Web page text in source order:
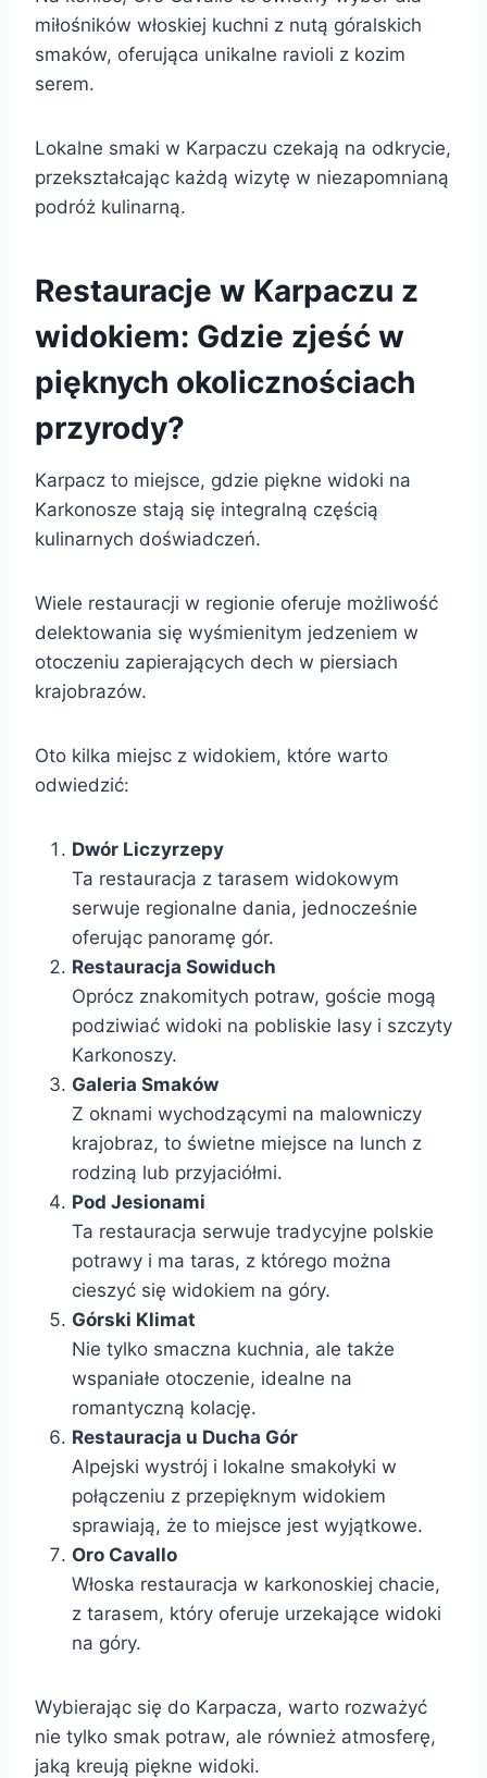
miłośników włoskiej kuchni z nutą góralskich
smaków, oferująca unikalne ravioli z kozim
serem.
Lokalne smaki w Karpaczu czekają na odkrycie,
przekształcając każdą wizytę w niezapomnianą
podróż kulinarną.
Restauracje w Karpaczu z
widokiem: Gdzie zjeść w
pięknych okolicznościach
przyrody?
Karpacz to miejsce, gdzie piękne widoki na
Karkonosze stają się integralną częścią
kulinarnych doświadczeń.
Wiele restauracji w regionie oferuje możliwość
delektowania się wyśmienitym jedzeniem w
otoczeniu zapierających dech w piersiach
krajobrazów.
Oto kilka miejsc z widokiem, które warto
odwiedzić:
Dwór Liczyrzepy
Ta restauracja z tarasem widokowym
serwuje regionalne dania, jednocześnie
oferując panoramę gór.
Restauracja Sowiduch
Oprócz znakomitych potraw, goście mogą
podziwiać widoki na pobliskie lasy i szczyty
Karkonoszy.
Galeria Smaków
Z oknami wychodzącymi na malowniczy
krajobraz, to świetne miejsce na lunch z
rodziną lub przyjaciółmi.
Pod Jesionami
Ta restauracja serwuje tradycyjne polskie
potrawy i ma taras, z którego można
cieszyć się widokiem na góry.
Górski Klimat
Nie tylko smaczna kuchnia, ale także
wspaniałe otoczenie, idealne na
romantyczną kolację.
Restauracja u Ducha Gór
Alpejski wystrój i lokalne smakołyki w
połączeniu z przepięknym widokiem
sprawiają, że to miejsce jest wyjątkowe.
Oro Cavallo
Włoska restauracja w karkonoskiej chacie,
z tarasem, który oferuje urzekające widoki
na góry.
Wybierając się do Karpacza, warto rozważyć
nie tylko smak potraw, ale również atmosferę,
jaką kreują piękne widoki.